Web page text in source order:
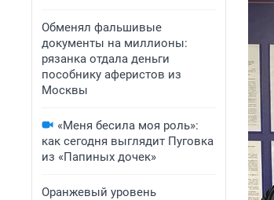
Обменял фальшивые
документы на миллионы:
рязанка отдала деньги
пособнику аферистов из
Москвы
«Меня бесила моя роль»:
как сегодня выглядит Пуговка
из «Папиных дочек»
Оранжевый уровень